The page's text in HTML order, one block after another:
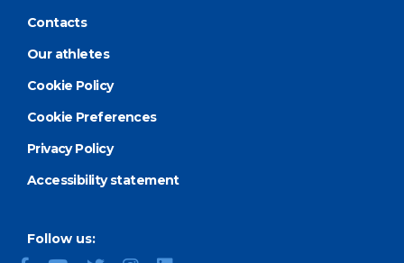
Contacts
Our athletes
Cookie Policy
Cookie Preferences
Privacy Policy
Accessibility statement
Follow us: